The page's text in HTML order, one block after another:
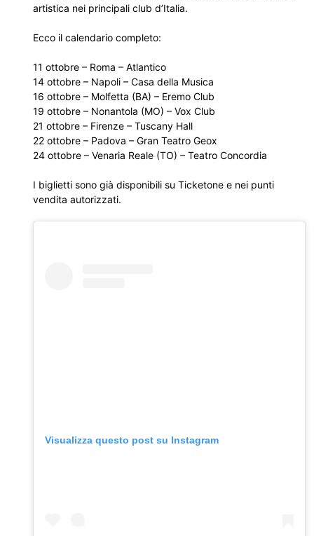
artistica nei principali club d’Italia.
Ecco il calendario completo:
11 ottobre – Roma – Atlantico
14 ottobre – Napoli – Casa della Musica
16 ottobre – Molfetta (BA) – Eremo Club
19 ottobre – Nonantola (MO) – Vox Club
21 ottobre – Firenze – Tuscany Hall
22 ottobre – Padova – Gran Teatro Geox
24 ottobre – Venaria Reale (TO) – Teatro Concordia
I biglietti sono già disponibili su Ticketone e nei punti
vendita autorizzati.
Visualizza questo post su Instagram